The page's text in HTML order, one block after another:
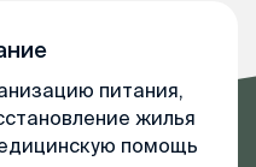
питания,
жилья
помощь